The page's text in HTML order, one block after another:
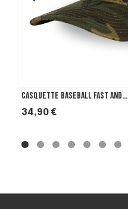
Casquette Baseball Fast And...
Prix
34,90 €